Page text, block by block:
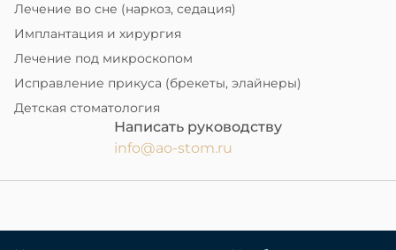
Лечение во сне (наркоз, седация)
Имплантация и хирургия
Лечение под микроскопом
Исправление прикуса (брекеты, элайнеры)
Детская стоматология
Написать руководству
info@ao-stom.ru